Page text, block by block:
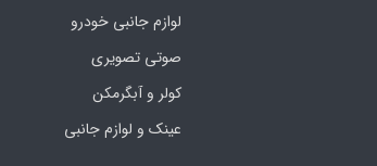
لوازم جانبی خودرو
صوتی تصویری
کولر و آبگرمکن
عینک و لوازم جانبی